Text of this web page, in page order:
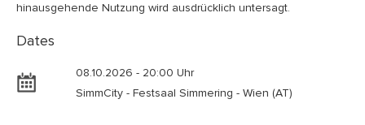
hinausgehende Nutzung wird ausdrücklich untersagt.
Dates
08.10.2026 - 20:00 Uhr
SimmCity - Festsaal Simmering - Wien (AT)